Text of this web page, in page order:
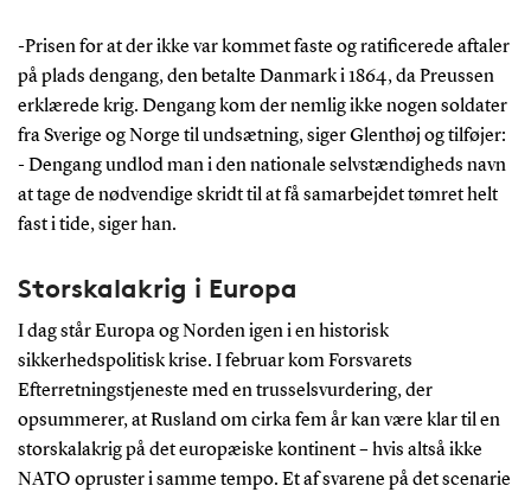
-Prisen for at der ikke var kommet faste og ratificerede aftaler
på plads dengang, den betalte Danmark i 1864, da Preussen
erklærede krig. Dengang kom der nemlig ikke nogen soldater
fra Sverige og Norge til undsætning, siger Glenthøj og tilføjer:
- Dengang undlod man i den nationale selvstændigheds navn
at tage de nødvendige skridt til at få samarbejdet tømret helt
fast i tide, siger han.
Storskalakrig i Europa
I dag står Europa og Norden igen i en historisk
sikkerhedspolitisk krise. I februar kom Forsvarets
Efterretningstjeneste med en trusselsvurdering, der
opsummerer, at Rusland om cirka fem år kan være klar til en
storskalakrig på det europæiske kontinent – hvis altså ikke
NATO opruster i samme tempo. Et af svarene på det scenarie